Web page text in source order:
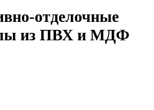
отделочные
из ПВХ и МДФ